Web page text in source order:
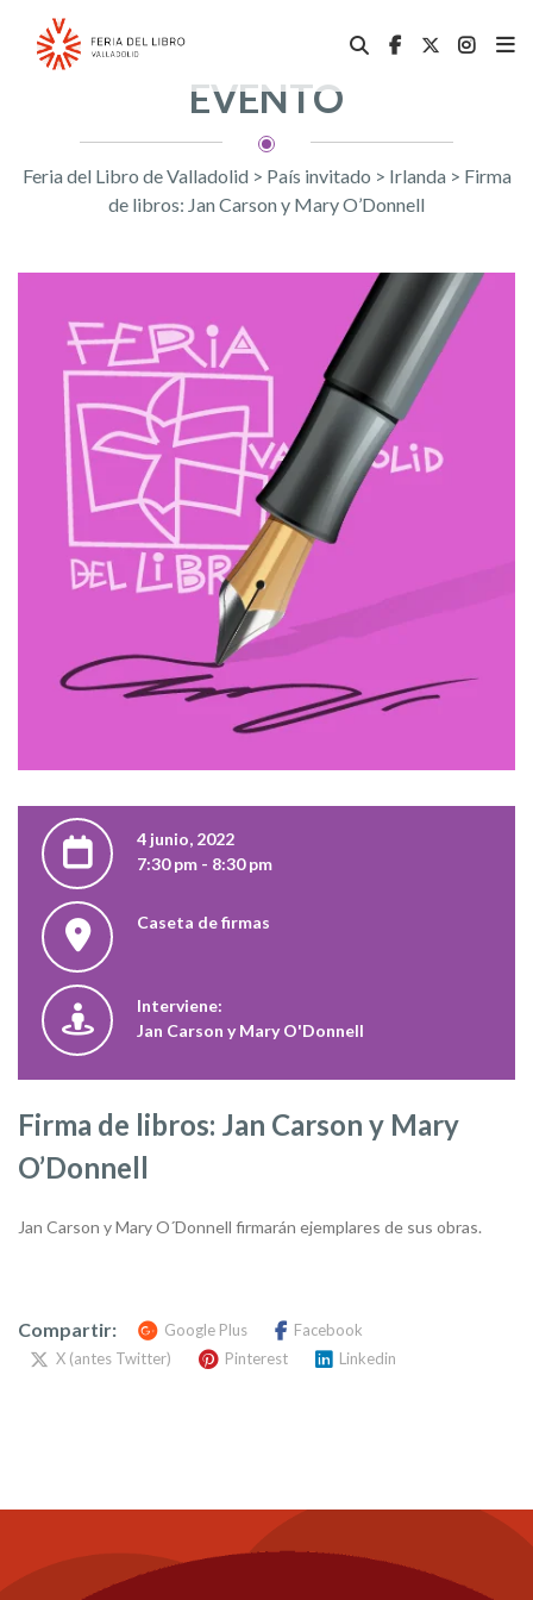
EVENTO
Feria del Libro de Valladolid > País invitado > Irlanda > Firma
de libros: Jan Carson y Mary O’Donnell
4 junio, 2022
7:30 pm - 8:30 pm
Caseta de firmas
Interviene:
Jan Carson y Mary O'Donnell
Firma de libros: Jan Carson y Mary
O’Donnell
Jan Carson y Mary O´Donnell firmarán ejemplares de sus obras.
Compartir: Google Plus
Facebook
X (antes Twitter)
Pinterest Linkedin